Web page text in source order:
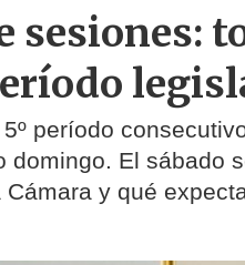
sesiones:
período
domingo. El sábado
y qué